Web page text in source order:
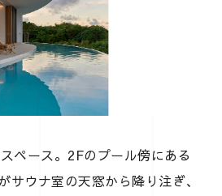
ペース。2Fのプール傍にある
サウナ室の天窓から降り注ぎ、